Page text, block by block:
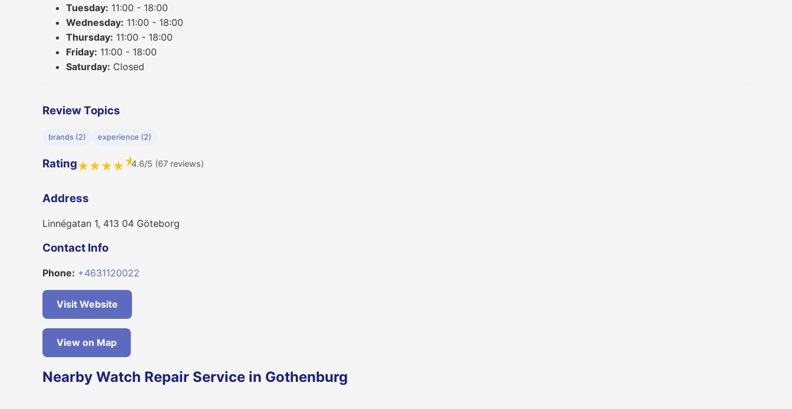
Tuesday: 11:00 - 18:00
Wednesday: 11:00 - 18:00
Thursday: 11:00 - 18:00
Friday: 11:00 - 18:00
Saturday: Closed
Review Topics
brands (2) experience (2)
Rating★★★★★4.6/5 (67 reviews)
Address
Linnégatan 1, 413 04 Göteborg
Contact Info
Phone: +4631120022
Visit Website
View on Map
Nearby Watch Repair Service in Gothenburg